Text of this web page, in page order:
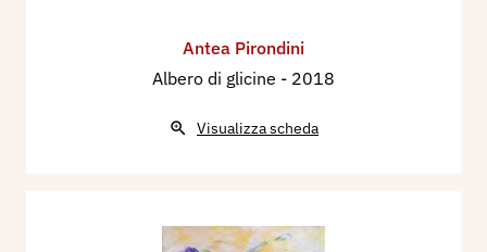
Antea Pirondini
Albero di glicine - 2018
Visualizza scheda